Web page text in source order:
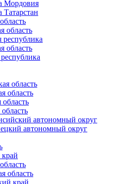
Мордовия
Татарстан
область
республика
область
область
область
область
автономный округ
автономный округ
область
край